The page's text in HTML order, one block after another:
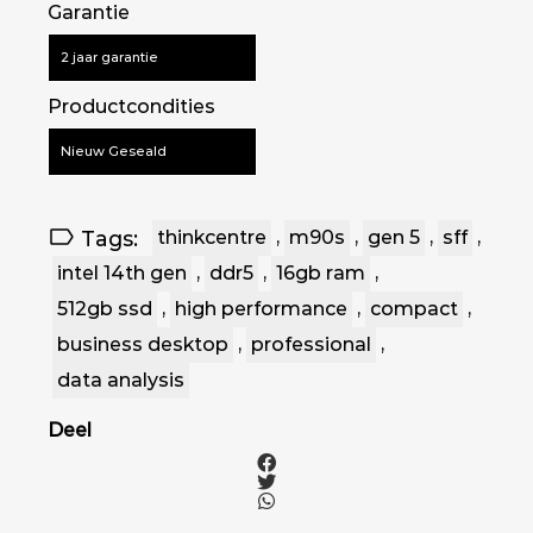
Garantie
2 jaar garantie
Productcondities
Nieuw Geseald
Tags: thinkcentre , m90s , gen 5 , sff ,
intel 14th gen , ddr5 , 16gb ram ,
512gb ssd , high performance , compact ,
business desktop , professional ,
data analysis
Deel